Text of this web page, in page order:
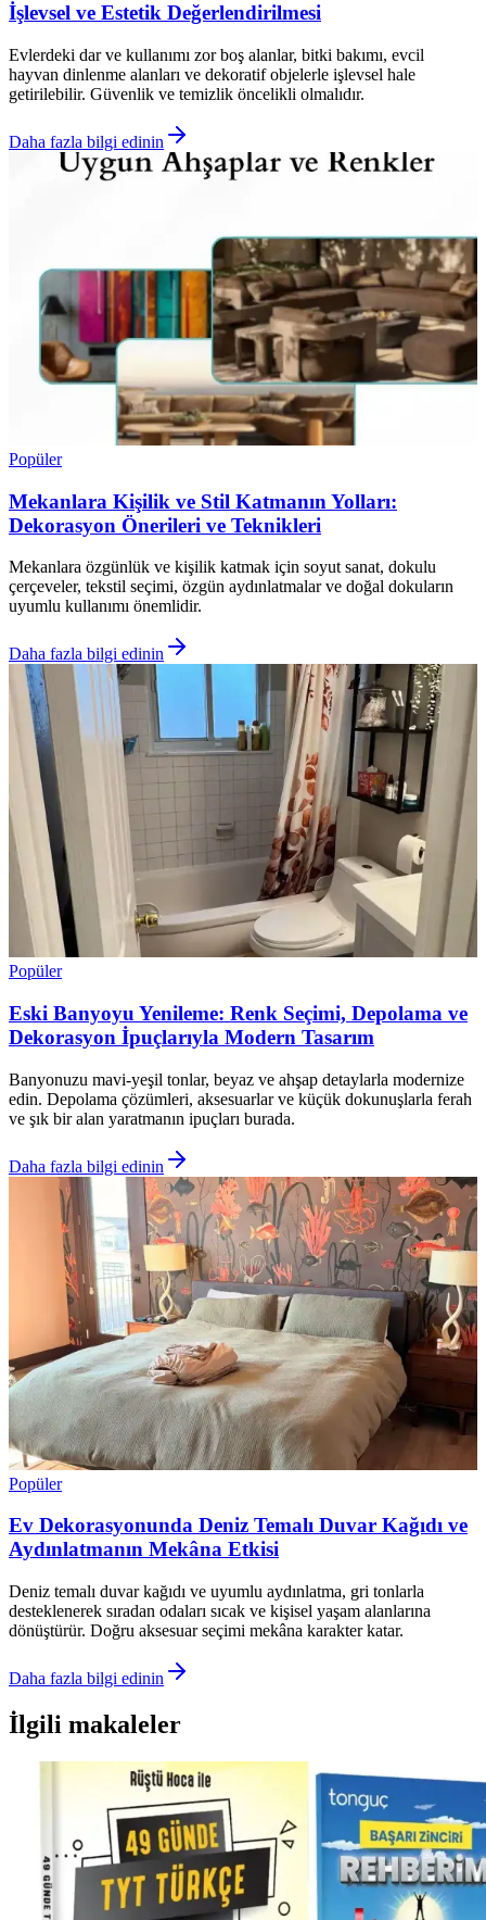
İşlevsel ve Estetik Değerlendirilmesi
Evlerdeki dar ve kullanımı zor boş alanlar, bitki bakımı, evcil
hayvan dinlenme alanları ve dekoratif objelerle işlevsel hale
getirilebilir. Güvenlik ve temizlik öncelikli olmalıdır.
Daha fazla bilgi edinin
Popüler
Mekanlara Kişilik ve Stil Katmanın Yolları:
Dekorasyon Önerileri ve Teknikleri
Mekanlara özgünlük ve kişilik katmak için soyut sanat, dokulu
çerçeveler, tekstil seçimi, özgün aydınlatmalar ve doğal dokuların
uyumlu kullanımı önemlidir.
Daha fazla bilgi edinin
Popüler
Eski Banyoyu Yenileme: Renk Seçimi, Depolama ve
Dekorasyon İpuçlarıyla Modern Tasarım
Banyonuzu mavi-yeşil tonlar, beyaz ve ahşap detaylarla modernize
edin. Depolama çözümleri, aksesuarlar ve küçük dokunuşlarla ferah
ve şık bir alan yaratmanın ipuçları burada.
Daha fazla bilgi edinin
Popüler
Ev Dekorasyonunda Deniz Temalı Duvar Kağıdı ve
Aydınlatmanın Mekâna Etkisi
Deniz temalı duvar kağıdı ve uyumlu aydınlatma, gri tonlarla
desteklenerek sıradan odaları sıcak ve kişisel yaşam alanlarına
dönüştürür. Doğru aksesuar seçimi mekâna karakter katar.
Daha fazla bilgi edinin
İlgili makaleler